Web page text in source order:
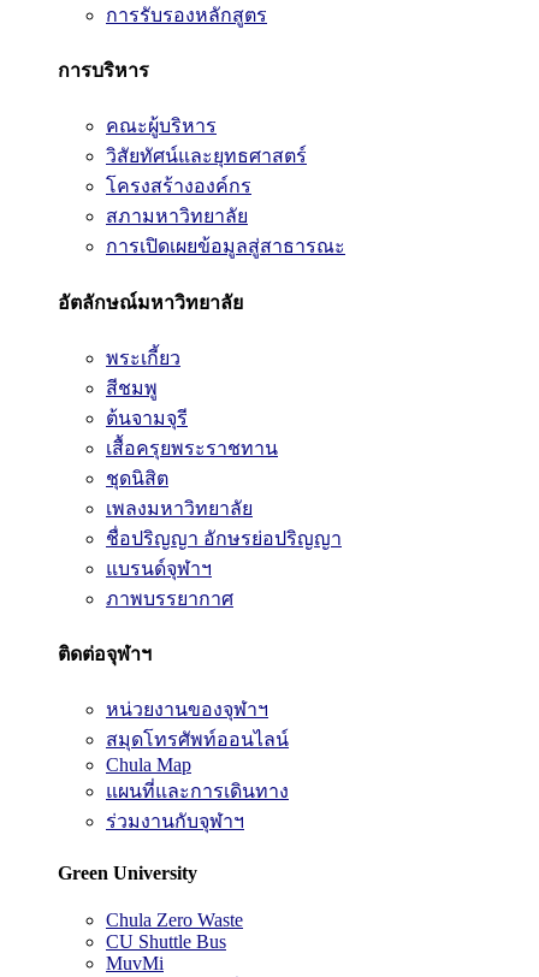
การรับรองหลักสูตร
การบริหาร
คณะผู้บริหาร
วิสัยทัศน์และยุทธศาสตร์
โครงสร้างองค์กร
สภามหาวิทยาลัย
การเปิดเผยข้อมูลสู่สาธารณะ
อัตลักษณ์มหาวิทยาลัย
พระเกี้ยว
สีชมพู
ต้นจามจุรี
เสื้อครุยพระราชทาน
ชุดนิสิต
เพลงมหาวิทยาลัย
ชื่อปริญญา อักษรย่อปริญญา
แบรนด์จุฬาฯ
ภาพบรรยากาศ
ติดต่อจุฬาฯ
หน่วยงานของจุฬาฯ
สมุดโทรศัพท์ออนไลน์
Chula Map
แผนที่และการเดินทาง
ร่วมงานกับจุฬาฯ
Green University
Chula Zero Waste
CU Shuttle Bus
MuvMi